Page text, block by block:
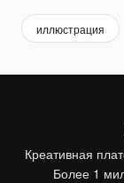
иллюстрация
Креативная
Более 1